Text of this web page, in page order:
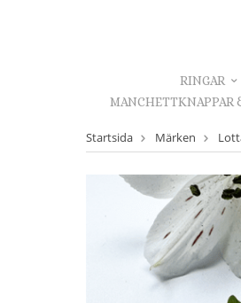
RINGAR
MANCHETTKNAPPAR
Startsida Märken